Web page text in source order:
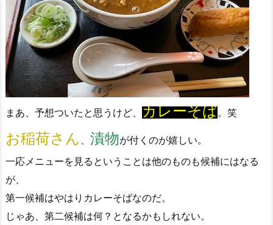
まあ、予想ついたと思うけど、 カレーそば。笑
お稲荷さん 、 漬物が付くのが嬉しい。
一応メニューを見るということは他のものも候補にはなる
が、
第一候補はやはりカレーそばなのだ。
じゃあ、第二候補は何？となるかもしれない。